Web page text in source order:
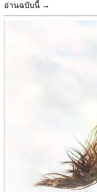
อ่านฉบับนี้ →